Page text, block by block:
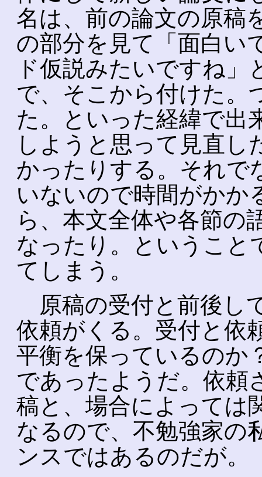
名は、前の論文の原稿
の部分を見て「面白い
ド仮説みたいですね
で、そこから付けた。
た。といった経緯で出
しようと思って見直し
かったりする。それで
いないので時間がかか
ら、本文全体や各節の
なったり。ということ
てしまう。
原稿の受付と前後し
依頼がくる。受付と依
平衡を保っているのか
であったようだ。依頼
稿と、場合によっては
なるので、不勉強家の
ンスではあるのだが。